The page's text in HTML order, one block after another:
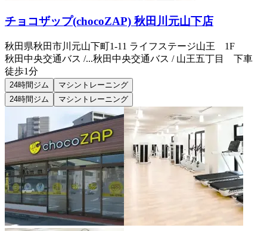
チョコザップ(chocoZAP) 秋田川元山下店
秋田県秋田市川元山下町1-11 ライフステージ山王 1F
秋田中央交通バス /...秋田中央交通バス / 山王五丁目 下車
徒歩1分
24時間ジム
マシントレーニング
24時間ジム
マシントレーニング